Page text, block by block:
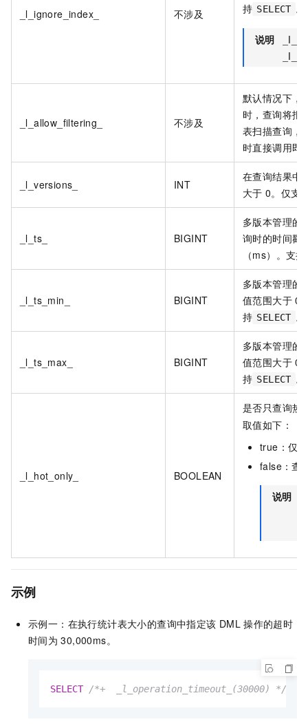
_l_ignore_index_ 不涉及
持 SELECT
说明
_l_allow_filtering_ 不涉及
默认情况下，
时，查询将报
表扫描查询，
时直接调用即
_l_versions_ INT
在查询结果中
大于 0。仅支
_l_ts_ BIGINT
多版本管理的
询时的时间戳
（ms）。支持
_l_ts_min_ BIGINT
多版本管理的
值范围大于 0
持 SELECT
_l_ts_max_ BIGINT
多版本管理的
值范围大于 0
持 SELECT
_l_hot_only_ BOOLEAN
是否只查询热
取值如下：
true：仅
false：查
说明
示例
示例一：在执行统计表大小的查询中指定该 DML 操作的超时
时间为 30,000ms。
SELECT /*+  _l_operation_timeout_(30000) */